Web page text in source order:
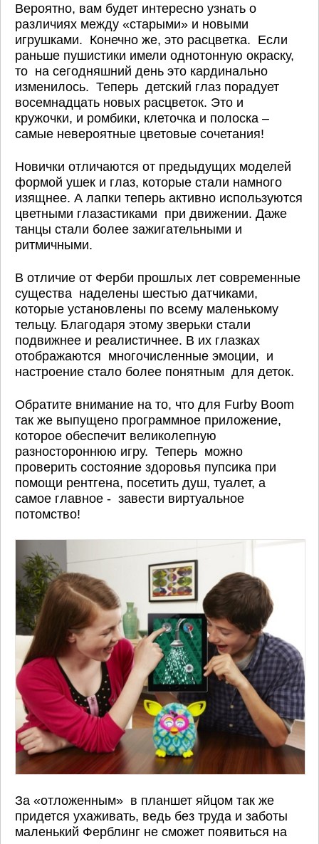
Вероятно, вам будет интересно узнать о
различиях между «старыми» и новыми
игрушками. Конечно же, это расцветка. Если
раньше пушистики имели однотонную окраску,
то на сегодняшний день это кардинально
изменилось. Теперь детский глаз порадует
восемнадцать новых расцветок. Это и
кружочки, и ромбики, клеточка и полоска –
самые невероятные цветовые сочетания!
Новички отличаются от предыдущих моделей
формой ушек и глаз, которые стали намного
изящнее. А лапки теперь активно используются
цветными глазастиками при движении. Даже
танцы стали более зажигательными и
ритмичными.
В отличие от Ферби прошлых лет современные
существа наделены шестью датчиками,
которые установлены по всему маленькому
тельцу. Благодаря этому зверьки стали
подвижнее и реалистичнее. В их глазках
отображаются многочисленные эмоции, и
настроение стало более понятным для деток.
Обратите внимание на то, что для Furby Boom
так же выпущено программное приложение,
которое обеспечит великолепную
разностороннюю игру. Теперь можно
проверить состояние здоровья пупсика при
помощи рентгена, посетить душ, туалет, а
самое главное - завести виртуальное
потомство!
За «отложенным» в планшет яйцом так же
придется ухаживать, ведь без труда и заботы
маленький Ферблинг не сможет появиться на